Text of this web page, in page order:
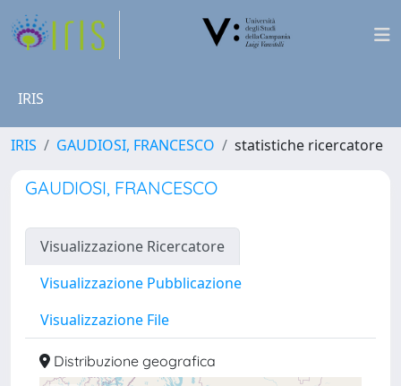
IRIS
IRIS GAUDIOSI, FRANCESCO statistiche ricercatore
GAUDIOSI, FRANCESCO
Visualizzazione Ricercatore
Visualizzazione Pubblicazione
Visualizzazione File
Distribuzione geografica